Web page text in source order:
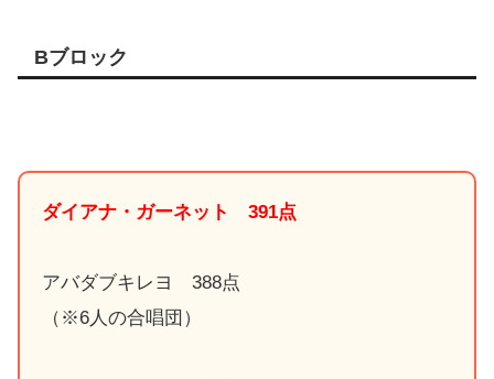
Bブロック
ダイアナ・ガーネット 391点
アバダブキレヨ 388点
（※6人の合唱団）